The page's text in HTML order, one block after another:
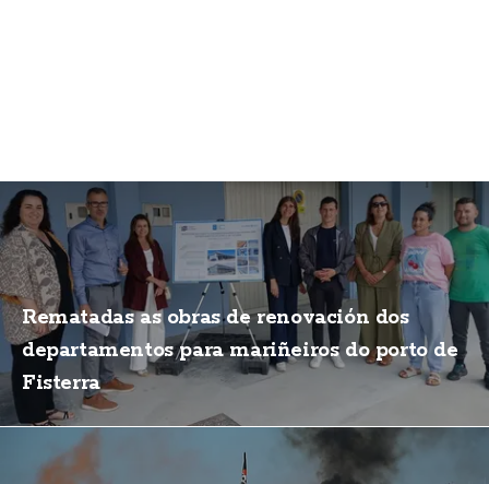
Rematadas as obras de renovación dos
departamentos para mariñeiros do porto de
Fisterra